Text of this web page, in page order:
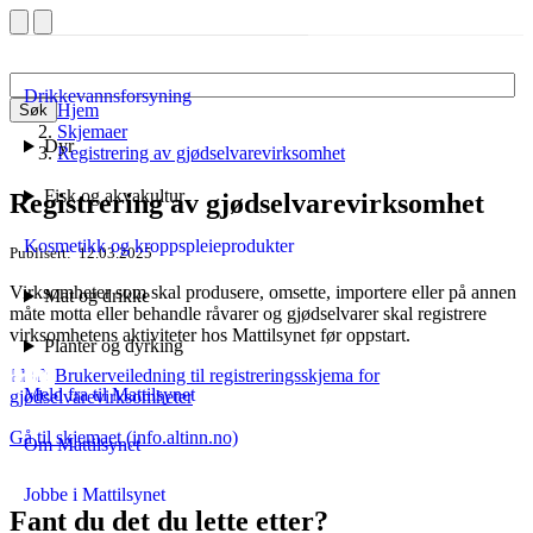
Søk
Drikkevannsforsyning
Dyr
Fisk og akvakultur
Kosmetikk og kroppspleieprodukter
Mat og drikke
Planter og dyrking
Meld fra til Mattilsynet
Om Mattilsynet
Jobbe i Mattilsynet
Hjem
Skjemaer
Registrering av gjødselvarevirksomhet
Registrering av gjødselvarevirksomhet
Publisert 12.03.2025
Virksomheter som skal produsere, omsette, importere eller på annen
måte motta eller behandle råvarer og gjødselvarer skal registrere
virksomhetens aktiviteter hos Mattilsynet før oppstart.
Brukerveiledning til registreringsskjema for
gjødselvarevirksomheter
Gå til skjemaet(info.altinn.no)
Fant du det du lette etter?